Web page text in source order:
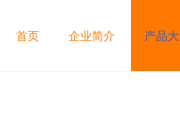
首页 企业简介 产品